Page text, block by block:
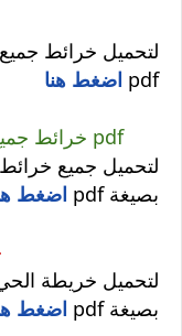
لتحميل خرائط
pdf اضغط هنا
خرائط جميع المجاورات في العاشر من رمضان pdf
لتحميل جميع
بصيغة pdf
اضغط
بصيغة pdf
اضغط